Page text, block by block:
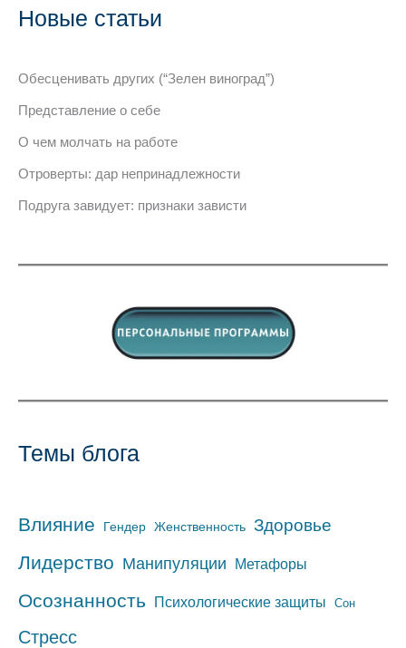
Новые статьи
Обесценивать других (“Зелен виноград”)
Представление о себе
О чем молчать на работе
Отроверты: дар непринадлежности
Подруга завидует: признаки зависти
Темы блога
Влияние Гендер Женственность Здоровье
Лидерство Манипуляции Метафоры
Осознанность Психологические защиты Сон
Стресс